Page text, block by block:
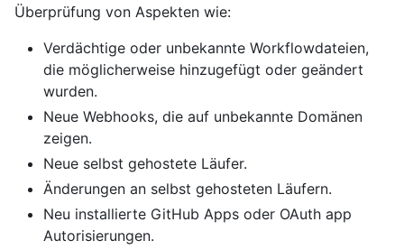
Überprüfung von Aspekten wie:
Verdächtige oder unbekannte Workflowdateien,
die möglicherweise hinzugefügt oder geändert
wurden.
Neue Webhooks, die auf unbekannte Domänen
zeigen.
Neue selbst gehostete Läufer.
Änderungen an selbst gehosteten Läufern.
Neu installierte GitHub Apps oder OAuth app
Autorisierungen.